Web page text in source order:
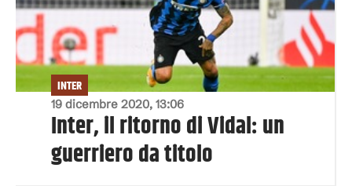
19 dicembre 2020, 13:06
INTER
Inter, il ritorno di Vidal: un
guerriero da titolo